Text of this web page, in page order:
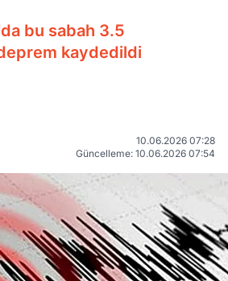
bu sabah 3.5
kaydedildi
10.06.2026 07:28
Güncelleme: 10.06.2026 07:54